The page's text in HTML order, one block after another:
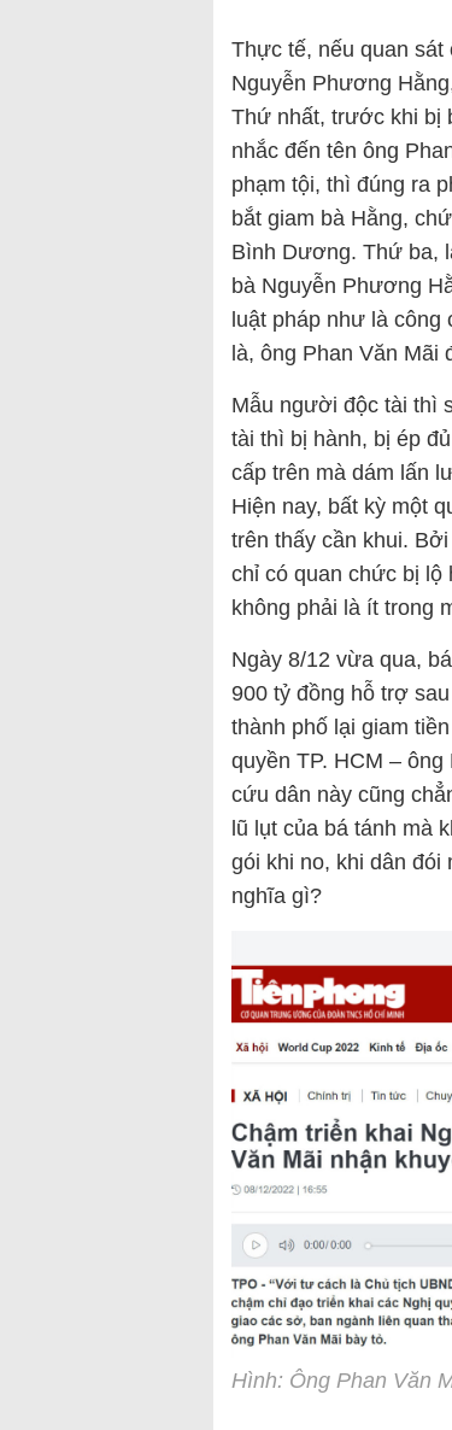
Thực tế, nếu quan sát
Nguyễn Phương
Thứ nhất, trước khi bị
nhắc đến tên ông
phạm tội, thì đúng ra
bắt giam bà Hằng,
Bình Dương. Thứ ba,
bà Nguyễn Phương
luật pháp như là công
là, ông Phan Văn Mãi
Mẫu người độc tài thì
tài thì bị hành, bị ép
cấp trên mà dám lấn
Hiện nay, bất kỳ một
trên thấy cần khui.
chỉ có quan chức bị lộ
không phải là ít trong
Ngày 8/12 vừa qua,
900 tỷ đồng hỗ trợ
thành phố lại giam
quyền TP. HCM –
cứu dân này cũng
lũ lụt của bá tánh mà
gói khi no, khi dân
nghĩa gì?
Hình: Ông Phan Văn